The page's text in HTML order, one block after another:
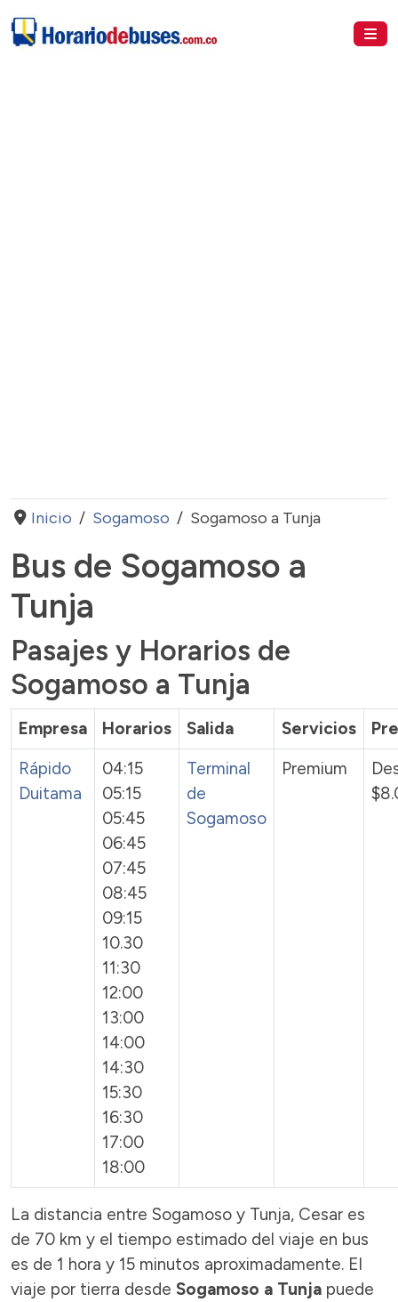
Inicio Sogamoso Sogamoso a Tunja
Bus de Sogamoso a
Tunja
Pasajes y Horarios de
Sogamoso a Tunja
Empresa Horarios Salida Servicios
Rápido
Duitama
04:15
05:15
05:45
06:45
07:45
08:45
09:15
10.30
11:30
12:00
13:00
14:00
14:30
15:30
16:30
17:00
18:00
Terminal
de
Sogamoso
Premium
La distancia entre Sogamoso y Tunja, Cesar es
de 70 km y el tiempo estimado del viaje en bus
es de 1 hora y 15 minutos aproximadamente. El
viaje por tierra desde Sogamoso a Tunja puede